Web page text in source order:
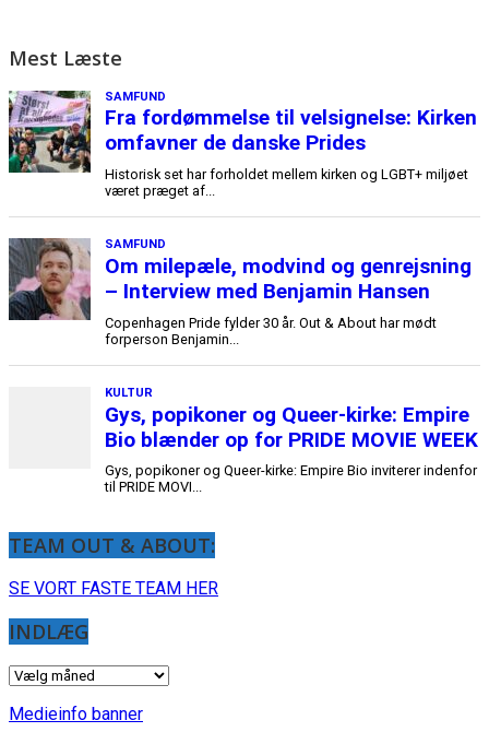
Mest Læste
TEAM OUT & ABOUT:
SE VORT FASTE TEAM HER
INDLÆG
INDLÆG
Medieinfo banner